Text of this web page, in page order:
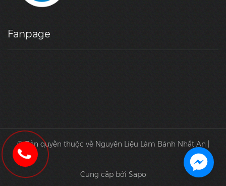
Fanpage
© Bản quyền thuộc về Nguyên Liệu Làm Bánh Nhất An |
Cung cấp bởi Sapo